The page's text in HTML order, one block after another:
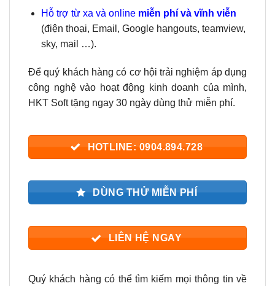
Hỗ trợ từ xa và online miễn phí và vĩnh viễn
(điện thoại, Email, Google hangouts, teamview,
sky, mail …).
Để quý khách hàng có cơ hội trải nghiệm áp dụng
công nghệ vào hoạt động kinh doanh của mình,
HKT Soft tặng ngay 30 ngày dùng thử miễn phí.
HOTLINE: 0904.894.728
DÙNG THỬ MIỄN PHÍ
LIÊN HỆ NGAY
Quý khách hàng có thể tìm kiếm mọi thông tin về